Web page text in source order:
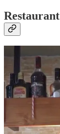
Restaurant